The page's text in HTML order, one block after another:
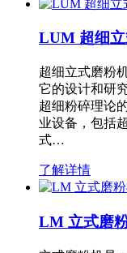
LUM 超细
超细立式磨粉
它的设计和研
超细粉碎理论
业设备，包括
式…
了解详情
LM 立式磨